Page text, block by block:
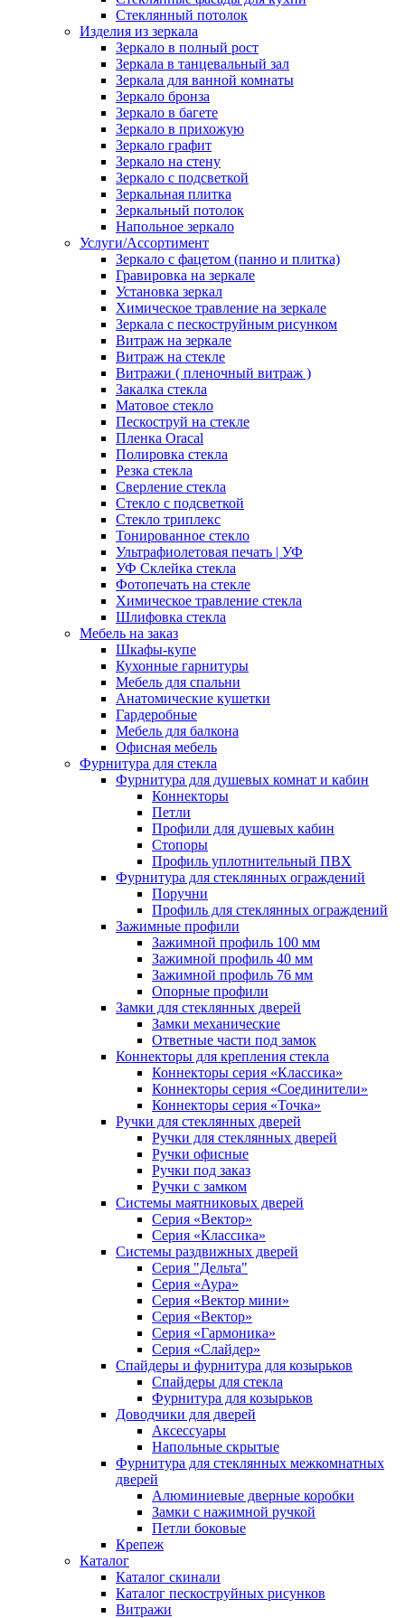
Стеклянный потолок
Изделия из зеркала
Зеркало в полный рост
Зеркала в танцевальный зал
Зеркала для ванной комнаты
Зеркало бронза
Зеркало в багете
Зеркало в прихожую
Зеркало графит
Зеркало на стену
Зеркало с подсветкой
Зеркальная плитка
Зеркальный потолок
Напольное зеркало
Услуги/Ассортимент
Зеркало с фацетом (панно и плитка)
Гравировка на зеркале
Установка зеркал
Химическое травление на зеркале
Зеркала с пескоструйным рисунком
Витраж на зеркале
Витраж на стекле
Витражи ( пленочный витраж )
Закалка стекла
Матовое стекло
Пескоструй на стекле
Пленка Oracal
Полировка стекла
Резка стекла
Сверление стекла
Стекло с подсветкой
Стекло триплекс
Тонированное стекло
Ультрафиолетовая печать | УФ
УФ Склейка стекла
Фотопечать на стекле
Химическое травление стекла
Шлифовка стекла
Мебель на заказ
Шкафы-купе
Кухонные гарнитуры
Мебель для спальни
Анатомические кушетки
Гардеробные
Мебель для балкона
Офисная мебель
Фурнитура для стекла
Фурнитура для душевых комнат и кабин
Коннекторы
Петли
Профили для душевых кабин
Стопоры
Профиль уплотнительный ПВХ
Фурнитура для стеклянных ограждений
Поручни
Профиль для стеклянных ограждений
Зажимные профили
Зажимной профиль 100 мм
Зажимной профиль 40 мм
Зажимной профиль 76 мм
Опорные профили
Замки для стеклянных дверей
Замки механические
Ответные части под замок
Коннекторы для крепления стекла
Коннекторы серия «Классика»
Коннекторы серия «Соединители»
Коннекторы серия «Точка»
Ручки для стеклянных дверей
Ручки для стеклянных дверей
Ручки офисные
Ручки под заказ
Ручки с замком
Системы маятниковых дверей
Серия «Вектор»
Серия «Классика»
Системы раздвижных дверей
Серия "Дельта"
Серия «Аура»
Серия «Вектор мини»
Серия «Вектор»
Серия «Гармоника»
Серия «Слайдер»
Спайдеры и фурнитура для козырьков
Спайдеры для стекла
Фурнитура для козырьков
Доводчики для дверей
Аксессуары
Напольные скрытые
Фурнитура для стеклянных межкомнатных
дверей
Алюминиевые дверные коробки
Замки с нажимной ручкой
Петли боковые
Крепеж
Каталог
Каталог скинали
Каталог пескоструйных рисунков
Витражи